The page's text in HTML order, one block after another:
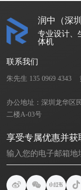
润中（深
专业设计、
体机
享受专属优惠并获
联系我们
朱先生 135 0969 4343
办公地址：深圳龙华区
二楼A-03号